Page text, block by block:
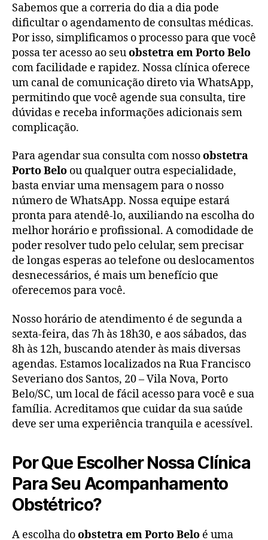
Sabemos que a correria do dia a dia pode
dificultar o agendamento de consultas médicas.
Por isso, simplificamos o processo para que você
possa ter acesso ao seuobstetra em Porto Belo
com facilidade e rapidez. Nossa clínica oferece
um canal de comunicação direto via WhatsApp,
permitindo que você agende sua consulta, tire
dúvidas e receba informações adicionais sem
complicação.
Para agendar sua consulta com nossoobstetra
Porto Belo ou qualquer outra especialidade,
basta enviar uma mensagem para o nosso
número de WhatsApp. Nossa equipe estará
pronta para atendê-lo, auxiliando na escolha do
melhor horário e profissional. A comodidade de
poder resolver tudo pelo celular, sem precisar
de longas esperas ao telefone ou deslocamentos
desnecessários, é mais um benefício que
oferecemos para você.
Nosso horário de atendimento é de segunda a
sexta-feira, das 7h às 18h30, e aos sábados, das
8h às 12h, buscando atender às mais diversas
agendas. Estamos localizados na Rua Francisco
Severiano dos Santos, 20 – Vila Nova, Porto
Belo/SC, um local de fácil acesso para você e sua
família. Acreditamos que cuidar da sua saúde
deve ser uma experiência tranquila e acessível.
Por Que Escolher Nossa Clínica
Para Seu Acompanhamento
Obstétrico?
A escolha doobstetra em Porto Belo é uma